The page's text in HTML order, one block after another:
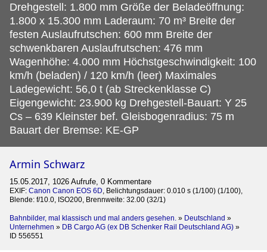
Drehgestell: 1.800 mm Größe der Beladeöffnung:
1.800 x 15.300 mm Laderaum: 70 m³ Breite der
festen Auslaufrutschen: 600 mm Breite der
schwenkbaren Auslaufrutschen: 476 mm
Wagenhöhe: 4.000 mm Höchstgeschwindigkeit: 100
km/h (beladen) / 120 km/h (leer) Maximales
Ladegewicht: 56,0 t (ab Streckenklasse C)
Eigengewicht: 23.900 kg Drehgestell-Bauart: Y 25
Cs – 639 Kleinster bef. Gleisbogenradius: 75 m
Bauart der Bremse: KE-GP
Armin Schwarz
15.05.2017, 1026 Aufrufe, 0 Kommentare
EXIF: Canon Canon EOS 6D, Belichtungsdauer: 0.010 s (1/100) (1/100),
Blende: f/10.0, ISO200, Brennweite: 32.00 (32/1)
Bahnbilder, mal klassisch und mal anders gesehen. » Deutschland »
Unternehmen » DB Cargo AG (ex DB Schenker Rail Deutschland AG) »
ID 556551